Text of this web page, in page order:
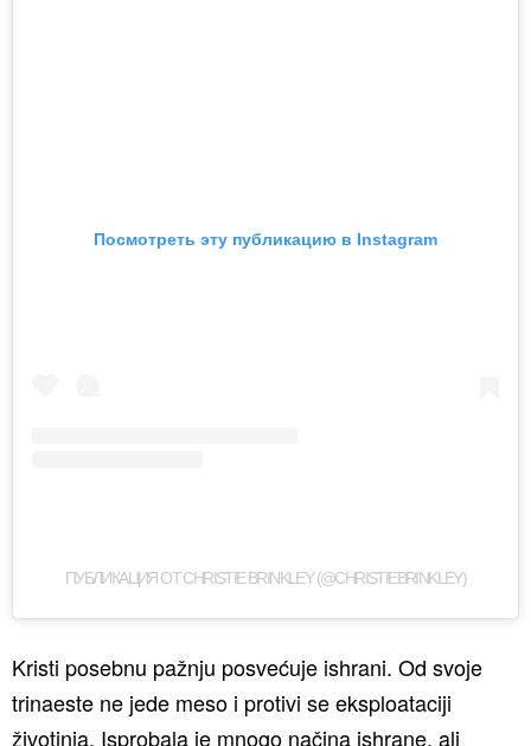
Посмотреть эту публикацию в Instagram
ПУБЛИКАЦИЯ ОТ CHRISTIE BRINKLEY (@CHRISTIEBRINKLEY)
Kristi posebnu pažnju posvećuje ishrani. Od svoje
trinaeste ne jede meso i protivi se eksploataciji
životinja. Isprobala je mnogo načina ishrane, ali